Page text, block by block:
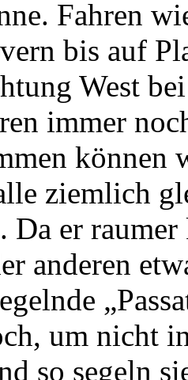
Fahren
bis auf
West
immer
können
ziemlich
Da er
anderen
um nicht
so segeln